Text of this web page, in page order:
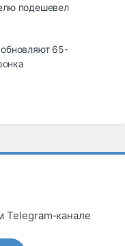
подешевел
65-
Telegram‑канале